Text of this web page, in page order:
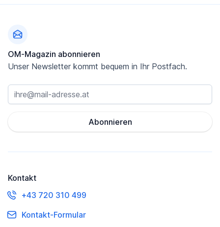
OM-Magazin abonnieren
Unser Newsletter kommt bequem in Ihr Postfach.
Abonnieren
Kontakt
+43 720 310 499
Kontakt-Formular